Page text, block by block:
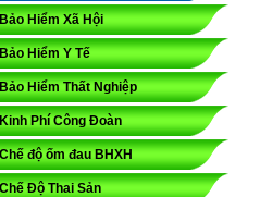
Bảo Hiểm Xã Hội
Bảo Hiểm Y Tế
Bảo Hiểm Thất Nghiệp
Kinh Phí Công Đoàn
Chế độ ốm đau BHXH
Chế Độ Thai Sản